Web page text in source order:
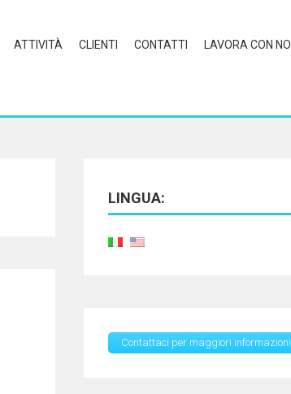
ATTIVITÀ CLIENTI CONTATTI
LAVORA CON NOI
LINGUA:
Contattaci per maggiori informazioni